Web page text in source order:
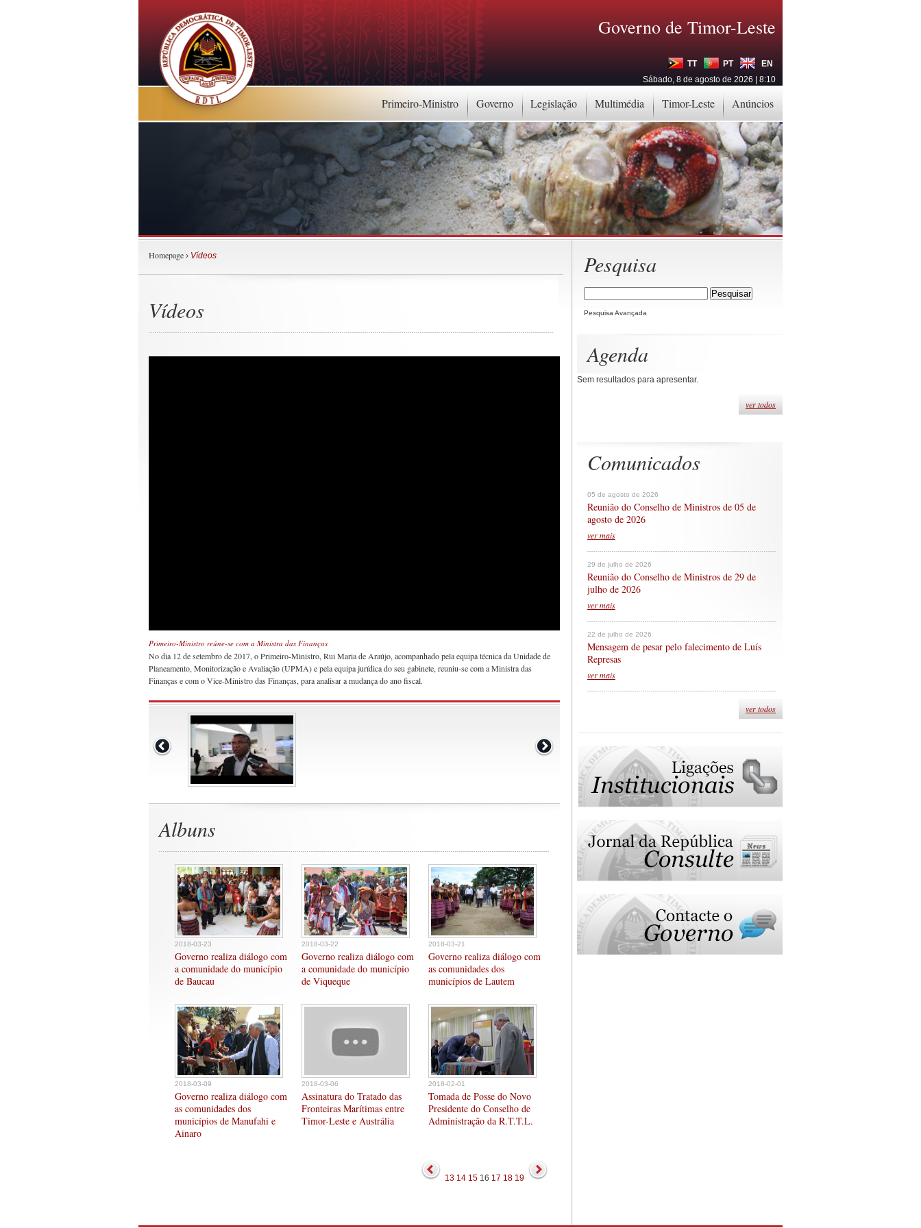
Primeiro-Ministro Governo Legislação Multimédia Timor-Leste Anúncios
Governo de Timor-Leste
TT PT
EN
Sábado, 8 de agosto de 2026 | 8:10
Pesquisa
Pesquisa Avançada
Agenda
Sem resultados para apresentar.
ver todos
Comunicados
05 de agosto de 2026
Reunião do Conselho de Ministros de 05 de
agosto de 2026
ver mais
29 de julho de 2026
Reunião do Conselho de Ministros de 29 de
julho de 2026
ver mais
22 de julho de 2026
Mensagem de pesar pelo falecimento de Luís
Represas
ver mais
ver todos
Homepage › Vídeos
Vídeos
Primeiro-Ministro reúne-se com a Ministra das Finanças
No dia 12 de setembro de 2017, o Primeiro-Ministro, Rui Maria de Araújo, acompanhado pela equipa técnica da Unidade de
Planeamento, Monitorização e Avaliação (UPMA) e pela equipa jurídica do seu gabinete, reuniu-se com a Ministra das
Finanças e com o Vice-Ministro das Finanças, para analisar a mudança do ano fiscal.
Albuns
2018-03-23
Governo realiza diálogo com
a comunidade do município
de Baucau
2018-03-22
Governo realiza diálogo com
a comunidade do município
de Viqueque
2018-03-21
Governo realiza diálogo com
as comunidades dos
municípios de Lautem
2018-03-09
Governo realiza diálogo com
as comunidades dos
municípios de Manufahi e
Ainaro
2018-03-06
Assinatura do Tratado das
Fronteiras Marítimas entre
Timor-Leste e Austrália
2018-02-01
Tomada de Posse do Novo
Presidente do Conselho de
Administração da R.T.T.L.
13 14 15 16 17 18 19